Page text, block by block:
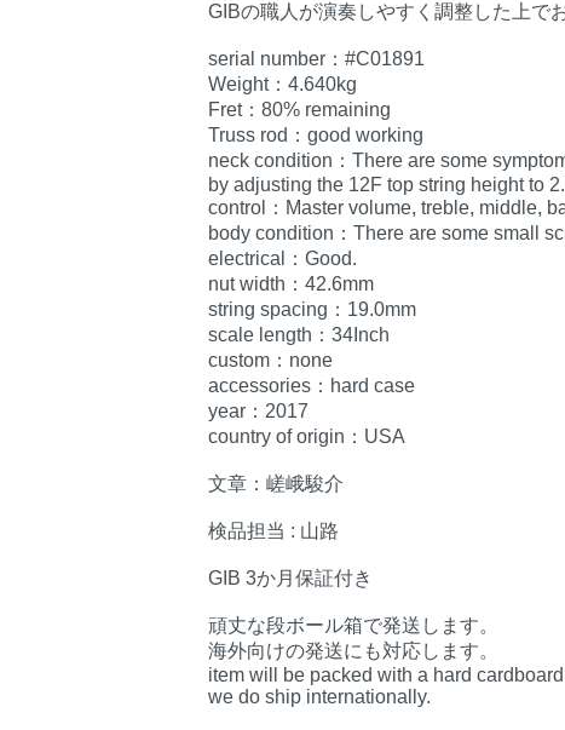
GIBの職人が演奏しやすく調整した上で
serial number：#C01891
Weight：4.640kg
Fret：80% remaining
Truss rod：good working
neck condition：There are some
by adjusting the 12F top string height to
control：Master volume, treble, middle,
body condition：There are some small
electrical：Good.
nut width：42.6mm
string spacing：19.0mm
scale length：34Inch
custom：none
accessories：hard case
year：2017
country of origin：USA
文章：嵯峨駿介
検品担当 : 山路
GIB 3か月保証付き
頑丈な段ボール箱で発送します。
海外向けの発送にも対応します。
item will be packed with a hard
we do ship internationally.